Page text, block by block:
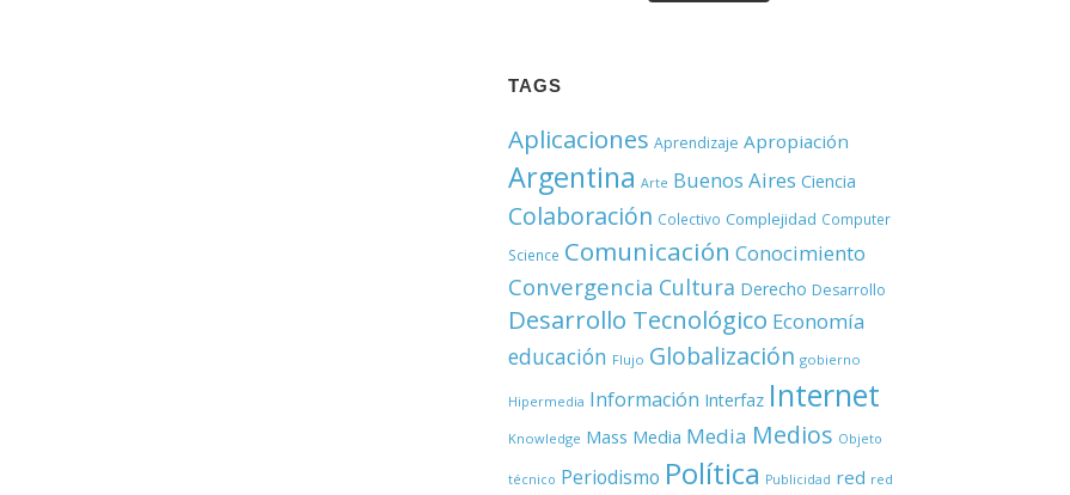
TAGS
Aplicaciones Aprendizaje Apropiación
Argentina Arte Buenos Aires Ciencia
Colaboración Colectivo Complejidad Computer
Science Comunicación Conocimiento
Convergencia Cultura Derecho Desarrollo
Desarrollo Tecnológico Economía
educación Flujo Globalización gobierno
Hipermedia Información Interfaz Internet
Knowledge Mass Media Media Medios Objeto
técnico Periodismo Política Publicidad red red